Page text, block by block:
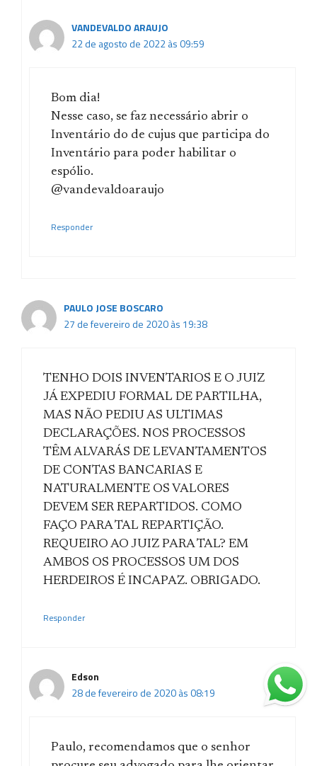
VANDEVALDO ARAUJO
22 de agosto de 2022 às 09:59
Bom dia!
Nesse caso, se faz necessário abrir o
Inventário do de cujus que participa do
Inventário para poder habilitar o
espólio.
@vandevaldoaraujo
Responder
PAULO JOSE BOSCARO
27 de fevereiro de 2020 às 19:38
TENHO DOIS INVENTARIOS E O JUIZ
JÁ EXPEDIU FORMAL DE PARTILHA,
MAS NÃO PEDIU AS ULTIMAS
DECLARAÇÕES. NOS PROCESSOS
TÊM ALVARÁS DE LEVANTAMENTOS
DE CONTAS BANCARIAS E
NATURALMENTE OS VALORES
DEVEM SER REPARTIDOS. COMO
FAÇO PARA TAL REPARTIÇÃO.
REQUEIRO AO JUIZ PARA TAL? EM
AMBOS OS PROCESSOS UM DOS
HERDEIROS É INCAPAZ. OBRIGADO.
Responder
Edson
28 de fevereiro de 2020 às 08:19
Paulo, recomendamos que o senhor